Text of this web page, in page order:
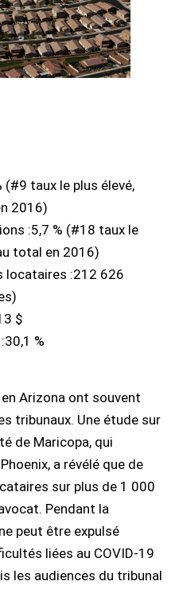
(#9 taux le plus élevé,
2016)
:5,7 % (#18 taux le
total en 2016)
locataires :212 626
$
%
Arizona ont souvent
tribunaux. Une étude sur
de Maricopa, qui
a révélé que de
sur plus de 1 000
Pendant la
peut être expulsé
liées au COVID-19
les audiences du tribunal